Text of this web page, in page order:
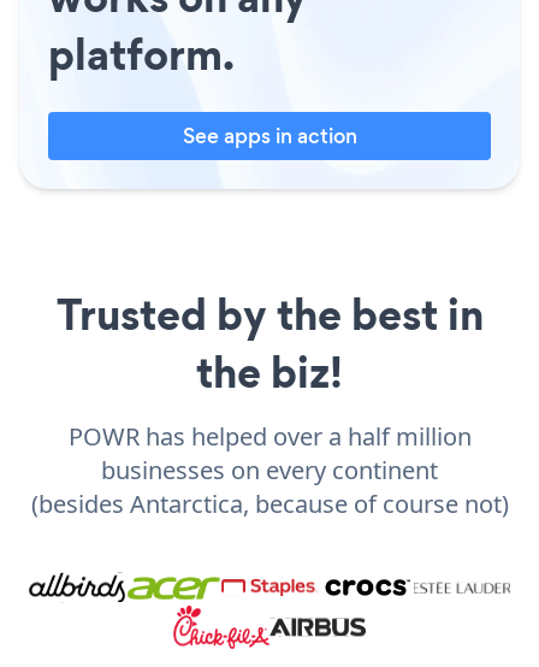
platform.
See apps in action
Trusted by the best in
the biz!
POWR has helped over a half million
businesses on every continent
(besides Antarctica, because of course not)